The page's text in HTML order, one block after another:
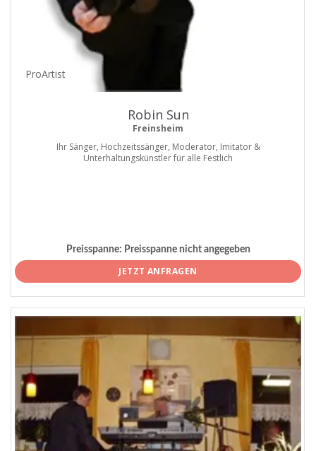
ProArtist
Robin Sun
Freinsheim
Ihr Sänger, Hochzeitssänger, Moderator, Imitator &
Unterhaltungskünstler für alle Festlich
Preisspanne: Preisspanne nicht angegeben
JETZT ANFRAGEN